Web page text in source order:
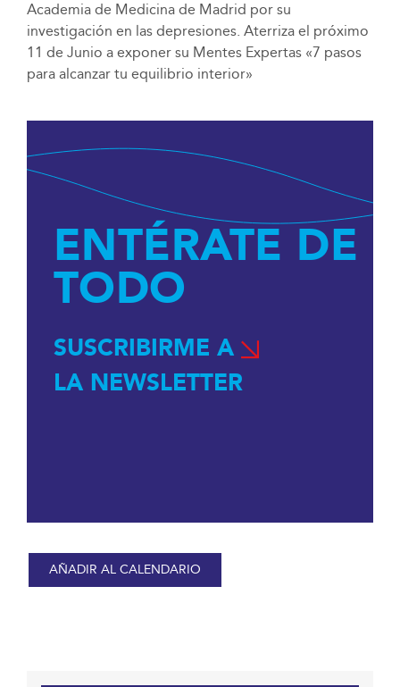
Academia de Medicina de Madrid por su
investigación en las depresiones. Aterriza el próximo
11 de Junio a exponer su Mentes Expertas «7 pasos
para alcanzar tu equilibrio interior»
ENTÉRATE DE
TODO
SUSCRIBIRME A
LA NEWSLETTER
AÑADIR AL CALENDARIO